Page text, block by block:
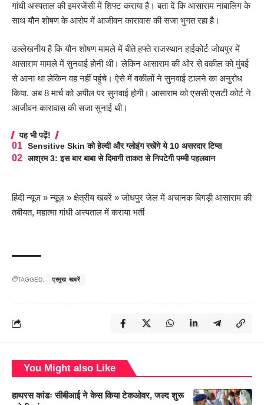
गांधी अस्पताल की इमरजेंसी में शिफ्ट कराया है। बता दें कि आसाराम नाबालिग के
साथ यौन शोषण के आरोप में आजीवन कारावास की सजा भुगत रहा है।
उल्लेखनीय है कि यौन शोषण मामले में बीते हफ्ते राजस्थान हाईकोर्ट जोधपुर में
आसाराम मामले में सुनवाई होनी थी। लेकिन आसाराम की ओर से वकील को मुंबई
से आना था लेकिन वह नहीं पहुंचे। ऐसे में वकीलों ने सुनवाई टालने का अनुरोध
किया. अब 8 मार्च को अपील पर सुनवाई होगी। आसाराम को एससी एसटी कोर्ट ने
आजीवन कारावास की सजा सुनाई थी।
यह भी पढ़ें!
Sensitive Skin को हेल्दी और ग्लोइंग रखेंगे ये 10 असरदार टिप्स
आश्रम 3: इस बार बाबा से दिमागी ताकत से निपटेगी पम्मी पहलवान
हिंदी न्यूज़ »न्यूज़ » क्षेत्रीय खबरें »जोधपुर जेल में अचानक बिगड़ी आसाराम की
तबीयत, महात्मा गांधी अस्पताल में कराया भर्ती
TAGGED: प्रमुख खबरें
You Might also Like
हाथरस कांडः सीबीआई ने केस किया टेकओवर, जल्द शुरू